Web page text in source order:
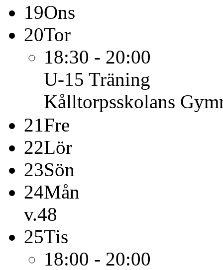
19Ons
20Tor
18:30 - 20:00
U-15 Träning
Kålltorpsskolans
21Fre
22Lör
23Sön
24Mån
v.48
25Tis
18:00 - 20:00